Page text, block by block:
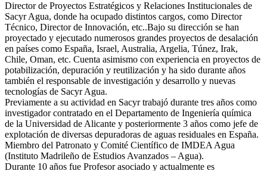
Director de Proyectos Estratégicos y Relaciones Institucionales de
Sacyr Agua, donde ha ocupado distintos cargos, como Director
Técnico, Director de Innovación, etc..Bajo su dirección se han
proyectado y ejecutado numerosos grandes proyectos de desalación
en países como España, Israel, Australia, Argelia, Túnez, Irak,
Chile, Oman, etc. Cuenta asimismo con experiencia en proyectos de
potabilización, depuración y reutilización y ha sido durante años
también el responsable de investigación y desarrollo y nuevas
tecnologías de Sacyr Agua.
Previamente a su actividad en Sacyr trabajó durante tres años como
investigador contratado en el Departamento de Ingeniería química
de la Universidad de Alicante y posteriormente 3 años como jefe de
explotación de diversas depuradoras de aguas residuales en España.
Miembro del Patronato y Comité Científico de IMDEA Agua
(Instituto Madrileño de Estudios Avanzados – Agua).
Durante 10 años fue Profesor asociado y actualmente es